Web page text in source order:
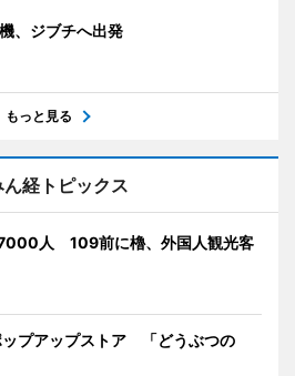
、ジブチへ出発
もっと見る
ん経トピックス
7000人 109前に櫓、外国人観光客
ップアップストア 「どうぶつの